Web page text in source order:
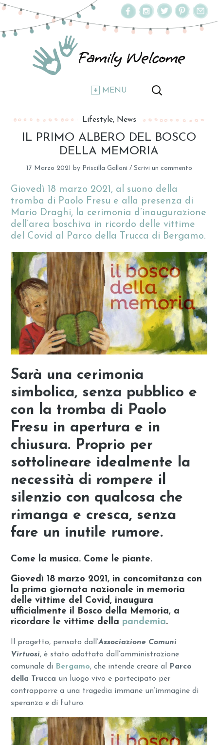
MENU
Lifestyle News
IL PRIMO ALBERO DEL BOSCO
DELLA MEMORIA
17 Marzo 2021 by Priscilla Galloni / Scrivi un commento
Giovedì 18 marzo 2021, al suono della
tromba di Paolo Fresu e alla presenza di
Mario Draghi, la cerimonia d’inaugurazione
dell’area boschiva in ricordo delle vittime
del Covid al Parco della Trucca di Bergamo.
Sarà una cerimonia
simbolica, senza pubblico e
con la tromba di Paolo
Fresu in apertura e in
chiusura. Proprio per
sottolineare idealmente la
necessità di rompere il
silenzio con qualcosa che
rimanga e cresca, senza
fare un inutile rumore.
Come la musica. Come le piante.
Giovedì 18 marzo 2021, in concomitanza con
la prima giornata nazionale in memoria
delle vittime del Covid, inaugura
ufficialmente il Bosco della Memoria, a
ricordare le vittime della pandemia.
Il progetto, pensato dall’Associazione Comuni
Virtuosi, è stato adottato dall’amministrazione
comunale di Bergamo, che intende creare al Parco
della Trucca un luogo vivo e partecipato per
contrapporre a una tragedia immane un’immagine di
speranza e di futuro.